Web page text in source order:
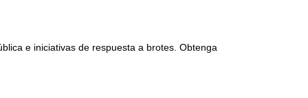
e iniciativas de respuesta a brotes. Obtenga